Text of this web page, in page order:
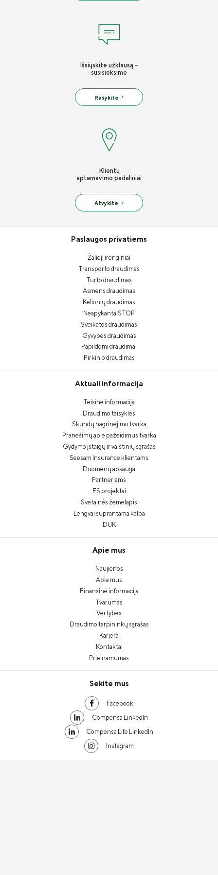
Valdyba ir stebėtojų taryba
Teisinė informacija
Draudimo tarpininkų sąrašas
Draudimo taisyklės
Išsiųskite užklausą -
susisieksime
Rašykite
Klientų
aptarnavimo padaliniai
Atvykite
Paslaugos privatiems
Žalieji įrenginiai
Transporto draudimas
Turto draudimas
Asmens draudimas
Kelionių draudimas
NeapykantaiSTOP
Sveikatos draudimas
Gyvybės draudimas
Papildomi draudimai
Pirkinio draudimas
Aktuali informacija
Teisinė informacija
Draudimo taisyklės
Skundų nagrinėjimo tvarka
Pranešimų apie pažeidimus tvarka
Gydymo įstaigų ir vaistinių sąrašas
Seesam Insurance klientams
Duomenų apsauga
Partneriams
ES projektai
Svetainės žemėlapis
Lengvai suprantama kalba
DUK
Apie mus
Naujienos
Apie mus
Finansinė informacija
Tvarumas
Vertybės
Draudimo tarpininkų sąrašas
Karjera
Kontaktai
Prieinamumas
Sekite mus
Facebook
Compensa LinkedIn
Compensa Life LinkedIn
Instagram